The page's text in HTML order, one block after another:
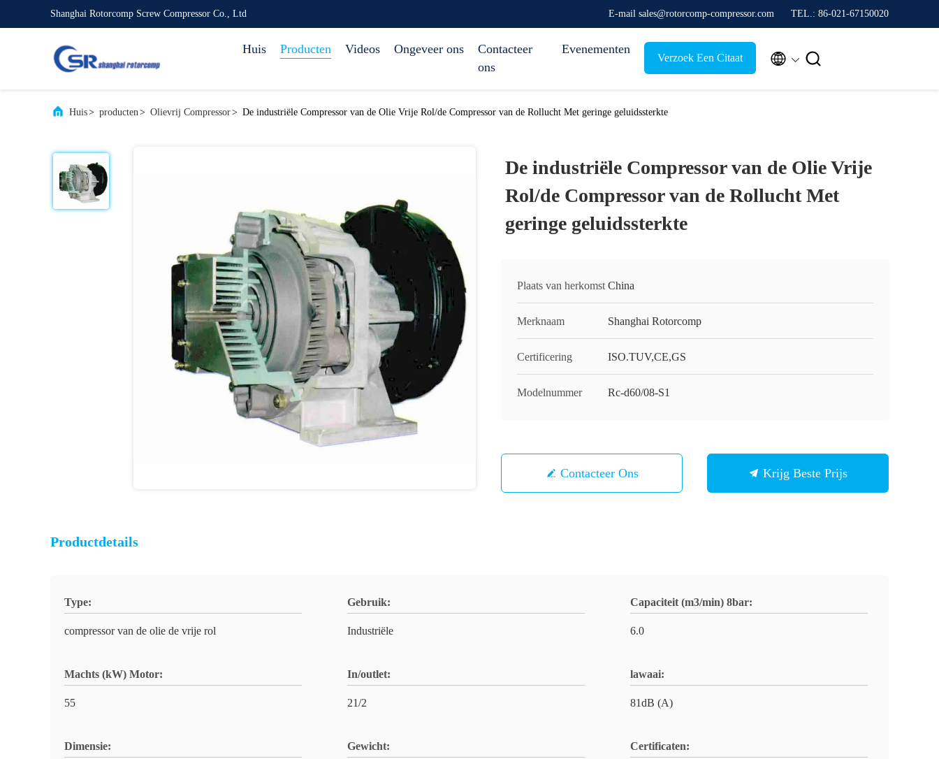
Shanghai Rotorcomp Screw Compressor Co., Ltd E-mail sales@rotorcomp-compressor.com TEL.: 86-021-67150020
Huis Producten Videos Ongeveer ons
Contacteer
ons
Evenementen
Verzoek Een Citaat  
Huis> producten> Olievrij Compressor> De industriële Compressor van de Olie Vrije Rol/de Compressor van de Rollucht Met geringe geluidssterkte
De industriële Compressor van de Olie Vrije
Rol/de Compressor van de Rollucht Met
geringe geluidssterkte
Plaats van herkomst China
Merknaam Shanghai Rotorcomp
Certificering ISO.TUV,CE,GS
Modelnummer Rc-d60/08-S1
Contacteer Ons Krijg Beste Prijs
Productdetails
Type:
compressor van de olie de vrije rol
Gebruik:
Industriële
Capaciteit (m3/min) 8bar:
6.0
Machts (kW) Motor:
55
In/outlet:
21/2
lawaai:
81dB (A)
Dimensie: Gewicht: Certificaten: